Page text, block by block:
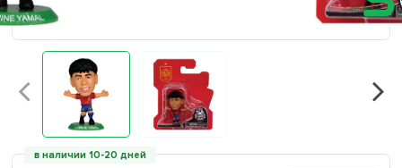
в наличии 10-20 дней